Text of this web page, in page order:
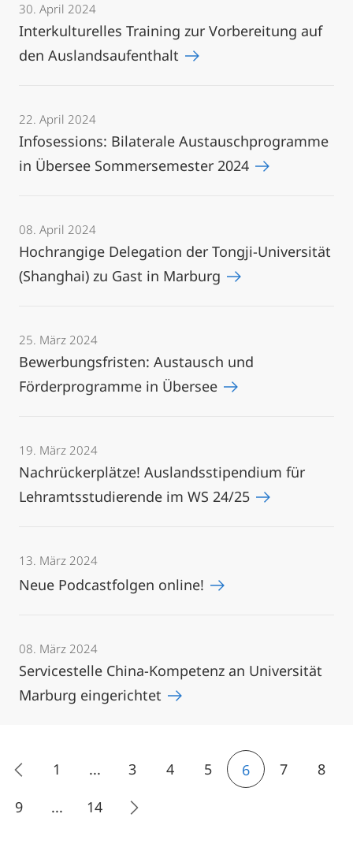
30. April 2024
Interkulturelles Training zur Vorbereitung auf
den Auslandsaufenthalt
22. April 2024
Infosessions: Bilaterale Austauschprogramme
in Übersee Sommersemester 2024
08. April 2024
Hochrangige Delegation der Tongji-Universität
(Shanghai) zu Gast in Marburg
25. März 2024
Bewerbungsfristen: Austausch und
Förderprogramme in Übersee
19. März 2024
Nachrückerplätze! Auslandsstipendium für
Lehramtsstudierende im WS 24/25
13. März 2024
Neue Podcastfolgen online!
08. März 2024
Servicestelle China-Kompetenz an Universität
Marburg eingerichtet
1 ... 3 4 5 6 7
8
9
... 14